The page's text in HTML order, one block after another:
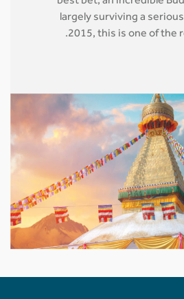
largely surviving a
2015, this is one of